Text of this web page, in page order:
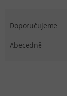
Doporučujeme
Abecedně